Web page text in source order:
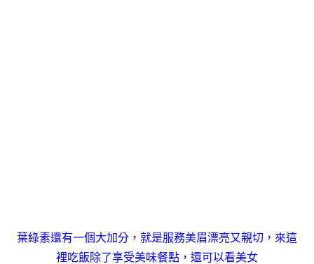
葉綠素還有一個大加分，就是服務美眉漂亮又親切，來這
裡吃飯除了享受美味餐點，還可以看美女